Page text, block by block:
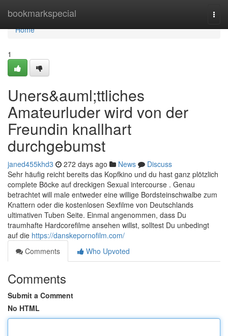
bookmarkspecial
Home
Home
1
Uners&auml;ttliches
Amateurluder wird von der
Freundin knallhart
durchgebumst
janed455khd3 272 days ago News
Discuss
Sehr häufig reicht bereits das Kopfkino und du hast ganz plötzlich
complete Böcke auf dreckigen Sexual intercourse . Genau
betrachtet will male entweder eine willige Bordsteinschwalbe zum
Knattern oder die kostenlosen Sexfilme von Deutschlands
ultimativen Tuben Seite. Einmal angenommen, dass Du
traumhafte Hardcorefilme ansehen willst, solltest Du unbedingt
auf die https://danskepornofilm.com/
Comments
Who Upvoted
Comments
Submit a Comment
No HTML